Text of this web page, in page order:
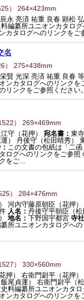
） 264×423mm
永 亮済 祐重 良春 顕松
料編纂所ユニオンカタロ
カタログへのリンクをご
名
） 275×438mm
賢 光深 亮済 祐重 良春
ンカタログへのリンクを
リンクをご参照ください
） 269×469mm
守（花押） 宛名書： 東
） 丹後守（松田晴秀）
この文書の包紙は「二
ログへのリンクをご参照
をご...
） 284×476mm
河内守藤原朝臣（花押）
人名： 丹後守平朝臣（松
地名： 下野国宇都宮 寺
纂所ユニオンカタログへ
） 330×560mm
押） 右衛門尉平（花押）
尾貞運） 右衛門尉平（松
史料編纂所ユニオンカタ
ンカタログへのリンクを